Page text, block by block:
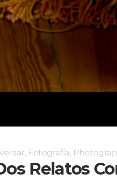
, Fotografía,
Relatos